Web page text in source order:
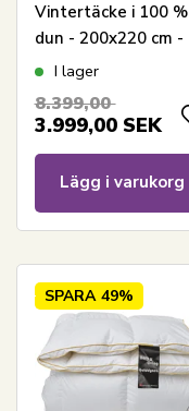
Vintertäcke i 100 %
dun - 200x220 cm -
Borg Living
I lager
8.399,00
3.999,00 SEK
Lägg i varukorg
SPARA 49%